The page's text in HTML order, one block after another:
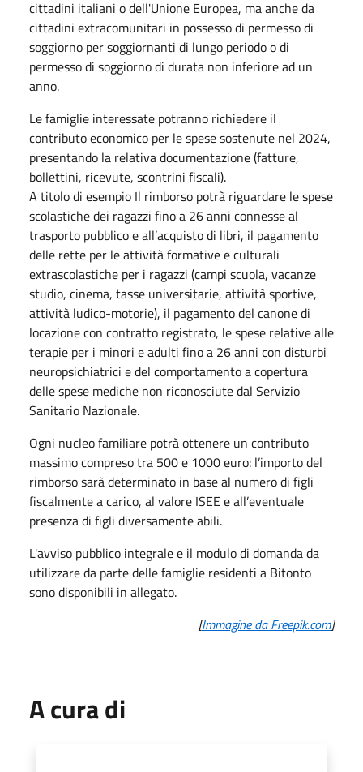
cittadini italiani o dell'Unione Europea, ma anche da
cittadini extracomunitari in possesso di permesso di
soggiorno per soggiornanti di lungo periodo o di
permesso di soggiorno di durata non inferiore ad un
anno.
Le famiglie interessate potranno richiedere il
contributo economico per le spese sostenute nel 2024,
presentando la relativa documentazione (fatture,
bollettini, ricevute, scontrini fiscali).
A titolo di esempio Il rimborso potrà riguardare le spese
scolastiche dei ragazzi fino a 26 anni connesse al
trasporto pubblico e all’acquisto di libri, il pagamento
delle rette per le attività formative e culturali
extrascolastiche per i ragazzi (campi scuola, vacanze
studio, cinema, tasse universitarie, attività sportive,
attività ludico-motorie), il pagamento del canone di
locazione con contratto registrato, le spese relative alle
terapie per i minori e adulti fino a 26 anni con disturbi
neuropsichiatrici e del comportamento a copertura
delle spese mediche non riconosciute dal Servizio
Sanitario Nazionale.
Ogni nucleo familiare potrà ottenere un contributo
massimo compreso tra 500 e 1000 euro: l’importo del
rimborso sarà determinato in base al numero di figli
fiscalmente a carico, al valore ISEE e all’eventuale
presenza di figli diversamente abili.
L'avviso pubblico integrale e il modulo di domanda da
utilizzare da parte delle famiglie residenti a Bitonto
sono disponibili in allegato.
[Immagine da Freepik.com]
A cura di